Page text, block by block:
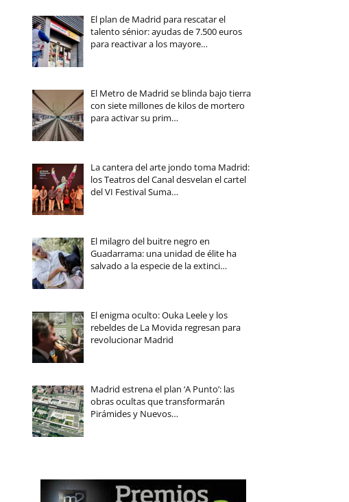
El plan de Madrid para rescatar el
talento sénior: ayudas de 7.500 euros
para reactivar a los mayore…
El Metro de Madrid se blinda bajo tierra
con siete millones de kilos de mortero
para activar su prim…
La cantera del arte jondo toma Madrid:
los Teatros del Canal desvelan el cartel
del VI Festival Suma…
El milagro del buitre negro en
Guadarrama: una unidad de élite ha
salvado a la especie de la extinci…
El enigma oculto: Ouka Leele y los
rebeldes de La Movida regresan para
revolucionar Madrid
Madrid estrena el plan ‘A Punto’: las
obras ocultas que transformarán
Pirámides y Nuevos…